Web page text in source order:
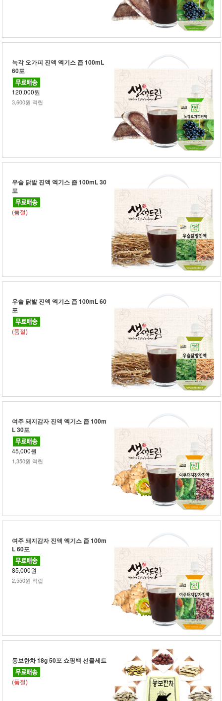
녹각 오가피 진액 엑기스 즙 100mL
60포
120,000원
3,600원 적립
우슬 닭발 진액 엑기스 즙 100mL 30
포
(품절)
우슬 닭발 진액 엑기스 즙 100mL 60
포
(품절)
여주 돼지감자 진액 엑기스 즙 100m
L 30포
45,000원
1,350원 적립
여주 돼지감자 진액 엑기스 즙 100m
L 60포
85,000원
2,550원 적립
동보한차 18g 50포 쇼핑백 선물세트
(품절)